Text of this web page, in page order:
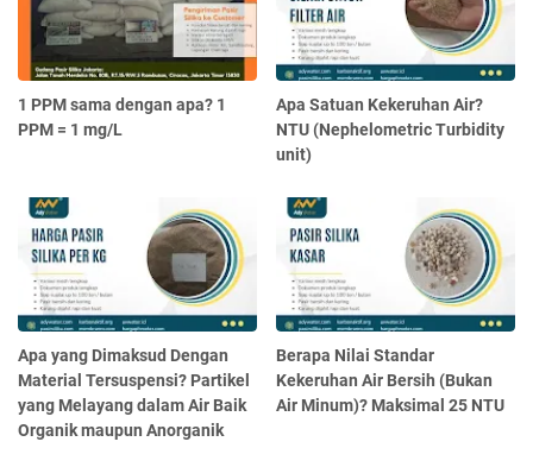
1 PPM sama dengan apa? 1
PPM = 1 mg/L
Apa Satuan Kekeruhan Air?
NTU (Nephelometric Turbidity
unit)
Apa yang Dimaksud Dengan
Material Tersuspensi? Partikel
yang Melayang dalam Air Baik
Organik maupun Anorganik
Berapa Nilai Standar
Kekeruhan Air Bersih (Bukan
Air Minum)? Maksimal 25 NTU